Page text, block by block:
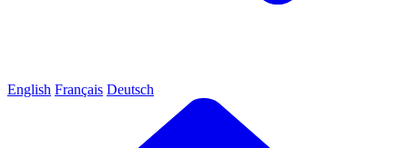
English Français Deutsch